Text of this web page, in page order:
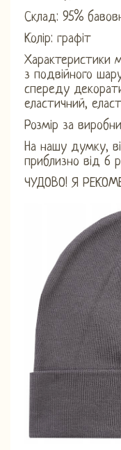
Склад: 95%
Колір: графіт
Характеристики
з подвійного
спереду
еластичний,
Розмір за
На нашу думку,
приблизно від 6
ЧУДОВО! Я